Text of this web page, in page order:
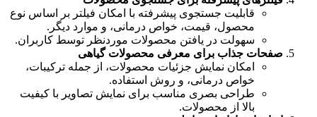
قابلیت جستجوی پیشرفته با امکان فیلتر بر اساس نوع
محصول، قیمت، خواص درمانی، و موارد دیگر.
سهولت در یافتن محصولات موردنظر توسط کاربران.
صفحات جذاب برای معرفی محصولات گیاهی
امکان نمایش جزئیات محصولات، از جمله ترکیبات،
خواص درمانی، و روش استفاده.
طراحی بصری مناسب برای نمایش تصاویر با کیفیت
بالا از محصولات.